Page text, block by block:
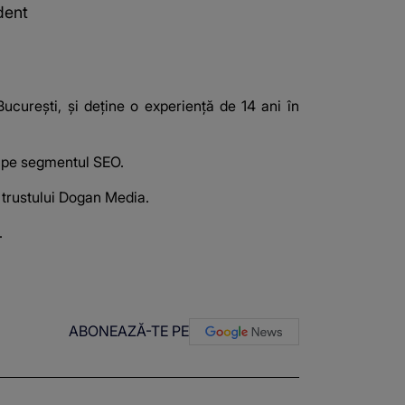
şi deţine o experienţă de 14 ani în
segmentul SEO.
Dogan Media.
ABONEAZĂ-TE PE